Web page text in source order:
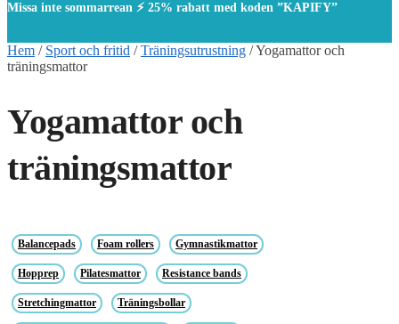
Missa inte sommarrean ⚡ 25% rabatt med koden ”KAPIFY”
Hem / Sport och fritid /Träningsutrustning /Yogamattor och
träningsmattor
Yogamattor och
träningsmattor
Balancepads Foam rollers Gymnastikmattor
Hopprep Pilatesmattor Resistance bands
Stretchingmattor Träningsbollar